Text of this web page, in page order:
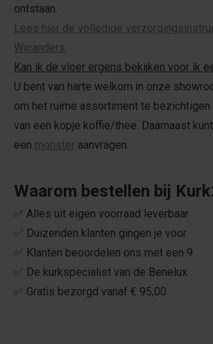
ontstaan.
Lees hier de volledige
Wicanders.
Kan ik de vloer ergens bekijken voor ik
U bent van harte welkom in onze
om het ruime assortiment te
van een kopje koffie/thee. Daarnaast
een monster aanvragen
Waarom bestellen bij
✅ Alles uit eigen voorraad leverbaar
✅ Duizenden klanten gingen je voor
✅ Klanten beoordelen ons met een 9
✅ De kurkspecialist van de Benelux
✅ Gratis bezorgd vanaf € 95,00